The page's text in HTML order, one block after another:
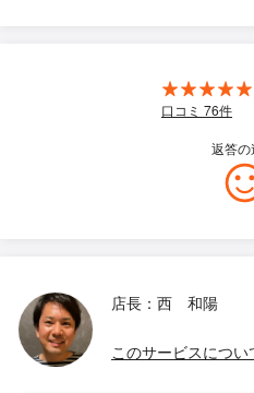
口コミ 76件
返答の
店長：西 和陽
このサービスについ